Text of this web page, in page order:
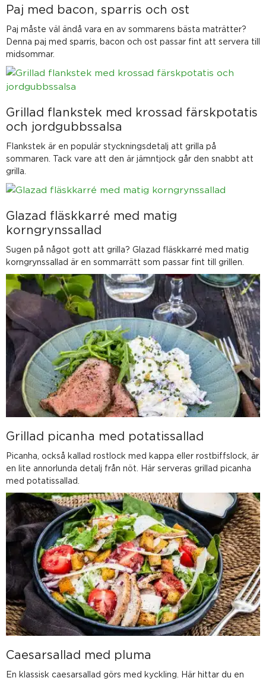
Paj med bacon, sparris och ost
Paj måste väl ändå vara en av sommarens bästa maträtter?
Denna paj med sparris, bacon och ost passar fint att servera till
midsommar.
Grillad flankstek med krossad färskpotatis
och jordgubbssalsa
Flankstek är en populär styckningsdetalj att grilla på
sommaren. Tack vare att den är jämntjock går den snabbt att
grilla.
Glazad fläskkarré med matig
korngrynssallad
Sugen på något gott att grilla? Glazad fläskkarré med matig
korngrynssallad är en sommarrätt som passar fint till grillen.
Grillad picanha med potatissallad
Picanha, också kallad rostlock med kappa eller rostbiffslock, är
en lite annorlunda detalj från nöt. Här serveras grillad picanha
med potatissallad.
Caesarsallad med pluma
En klassisk caesarsallad görs med kyckling. Här hittar du en